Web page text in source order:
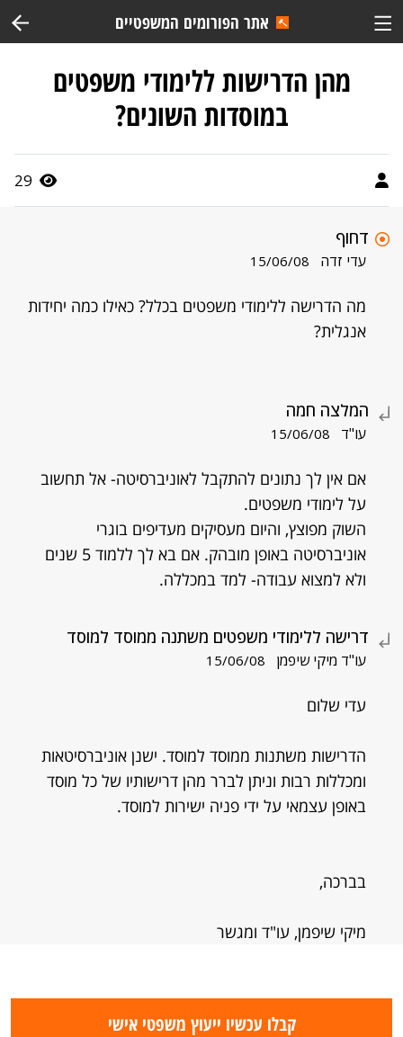
אתר הפורומים המשפטיים
מהן הדרישות ללימודי משפטים
במוסדות השונים?
29
דחוף
עדי זדה 15/06/08
מה הדרישה ללימודי משפטים בכלל? כאילו כמה יחידות
אנגלית?
המלצה חמה
עו"ד 15/06/08
אם אין לך נתונים להתקבל לאוניברסיטה- אל תחשוב
על לימודי משפטים.
השוק מפוצץ, והיום מעסיקים מעדיפים בוגרי
אוניברסיטה באופן מובהק. אם בא לך ללמוד 5 שנים
ולא למצוא עבודה- למד במכללה.
דרישה ללימודי משפטים משתנה ממוסד למוסד
עו"ד מיקי שיפמן 15/06/08
עדי שלום
הדרישות משתנות ממוסד למוסד. ישנן אוניברסיטאות
ומכללות רבות וניתן לברר מהן דרישותיו של כל מוסד
באופן עצמאי על ידי פניה ישירות למוסד.
בברכה,
מיקי שיפמן, עו"ד ומגשר
קבלו עכשיו ייעוץ משפטי אישי